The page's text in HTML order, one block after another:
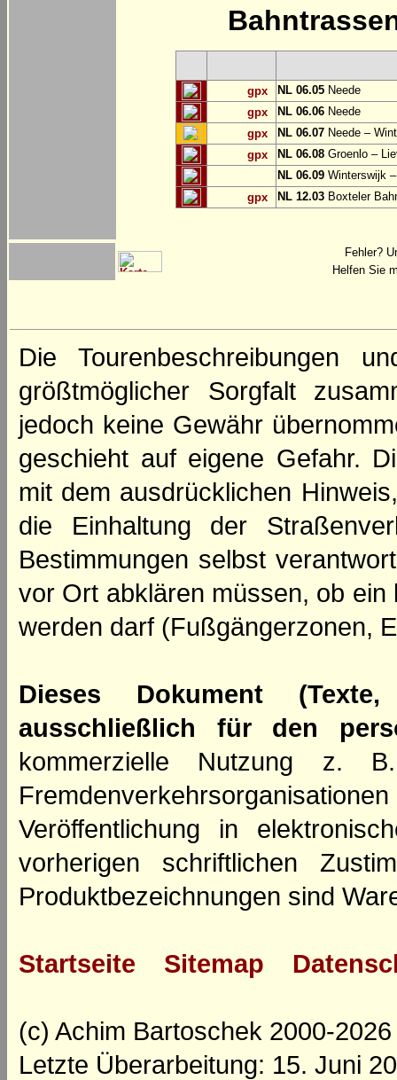
gpx NL 06.05 Neede
gpx
NL 06.06 Neede
gpx
NL 06.07 Neede –
gpx
NL 06.08 Groenlo –
NL 06.09 Winterswijk
gpx
NL 12.03 Boxteler
Fehler?
Helfen Sie
Die Tourenbeschreibungen
größtmöglicher Sorgfalt
jedoch keine Gewähr
geschieht auf eigene Gefahr.
mit dem ausdrücklichen
die Einhaltung der
Bestimmungen selbst
vor Ort abklären müssen, ob
werden darf (Fußgängerzonen,
Dieses Dokument
ausschließlich für den
kommerzielle Nutzung z.
Veröffentlichung in
vorherigen schriftlichen
Produktbezeichnungen sind
Startseite Sitemap
(c) Achim Bartoschek 2000-2026
Letzte Überarbeitung: 15. Juni